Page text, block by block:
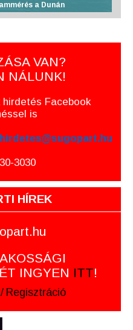
a Dunán
VAN?
NÁLUNK!
hirdetés Facebook
is
hirdetes@sugopart.hu
3030
HÍREK
INGYEN ITT!
/ Regisztráció